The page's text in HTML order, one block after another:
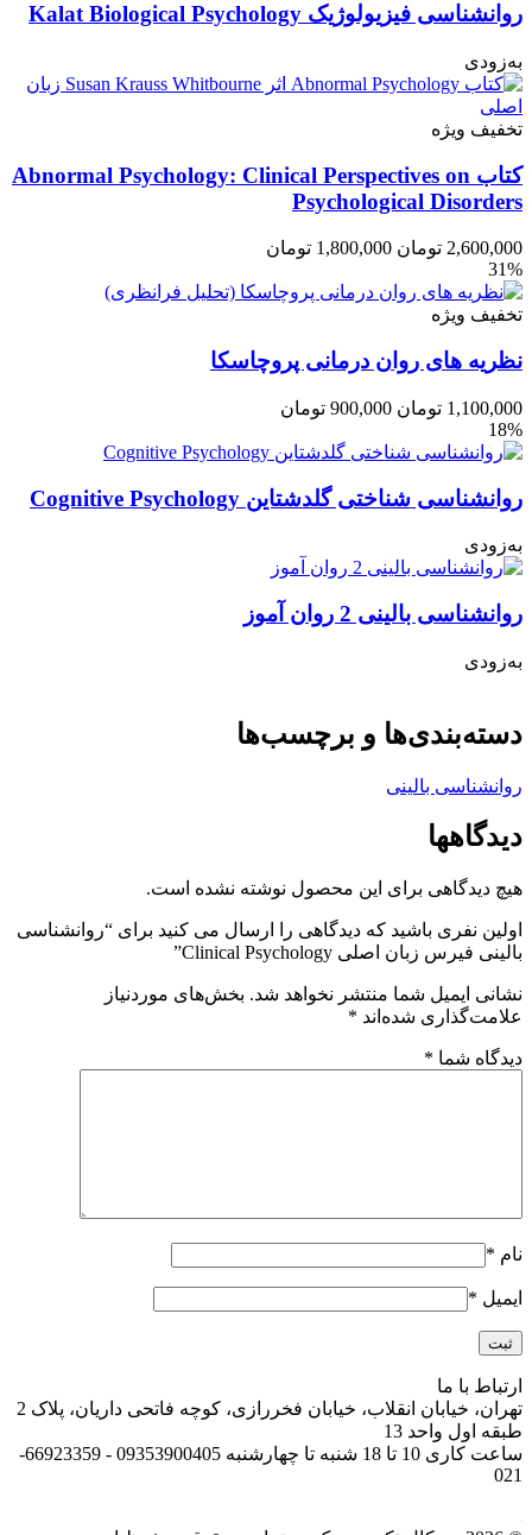
روانشناسی فیزیولوژیک Kalat Biological Psychology
به‌زودی
تخفیف ویژه
کتاب Abnormal Psychology: Clinical Perspectives on
Psychological Disorders
2,600,000 تومان 1,800,000 تومان
31%
تخفیف ویژه
نظریه های روان درمانی پروچاسکا
1,100,000 تومان 900,000 تومان
18%
روانشناسی شناختی گلدشتاین Cognitive Psychology
به‌زودی
روانشناسی بالینی 2 روان آموز
به‌زودی
دسته‌بندی‌ها و برچسب‌ها
روانشناسی بالینی
دیدگاهها
هیچ دیدگاهی برای این محصول نوشته نشده است.
اولین نفری باشید که دیدگاهی را ارسال می کنید برای “روانشناسی
بالینی فیرس زبان اصلی Clinical Psychology”
نشانی ایمیل شما منتشر نخواهد شد. بخش‌های موردنیاز
علامت‌گذاری شده‌اند *
دیدگاه شما *
نام *
ایمیل *
ارتباط با ما
تهران، خیابان انقلاب، خیابان فخررازی، کوچه فاتحی داریان، پلاک 2
طبقه اول واحد 13
ساعت کاری 10 تا 18 شنبه تا چهارشنبه 09353900405 - 66923359-
021